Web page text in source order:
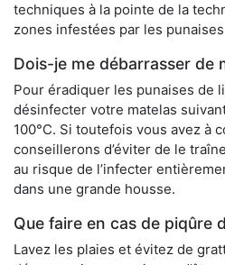
techniques à la pointe de la
zones infestées par les
Dois-je me débarrasser de
Pour éradiquer les punaises de
désinfecter votre matelas
100°C. Si toutefois vous avez à
conseillerons d’éviter de le
au risque de l’infecter
dans une grande housse.
Que faire en cas de piqûre
Lavez les plaies et évitez de